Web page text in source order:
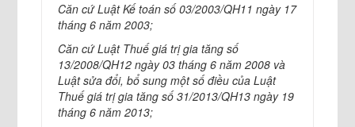
Căn cứ Luật Kế toán số 03/2003/QH11 ngày 17
tháng 6 năm 2003;
Căn cứ Luật Thuế giá trị gia tăng số
13/2008/QH12 ngày 03 tháng 6 năm 2008 và
Luật sửa đổi, bổ sung một số điều của Luật
Thuế giá trị gia tăng số 31/2013/QH13 ngày 19
tháng 6 năm 2013;